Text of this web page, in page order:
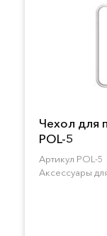
Чехол для
POL-5
Артикул POL-5
Аксессуары